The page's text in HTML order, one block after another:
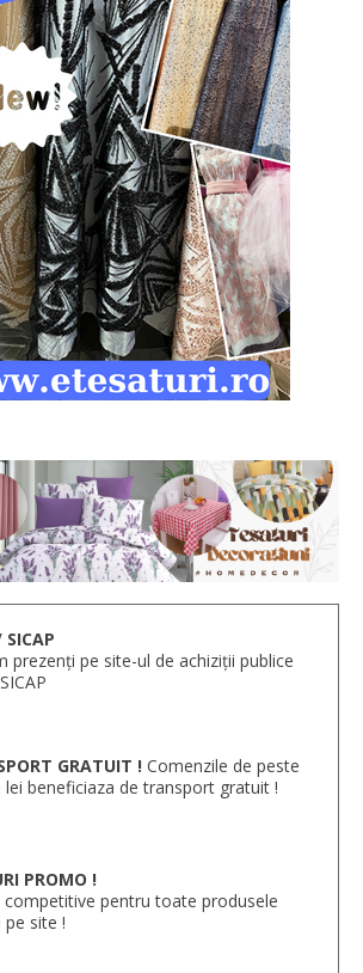
SICAP
prezenți pe site-ul de achiziții publice
GRATUIT ! Comenzile de peste
lei beneficiaza de transport gratuit !
PROMO !
competitive pentru toate produsele
site !